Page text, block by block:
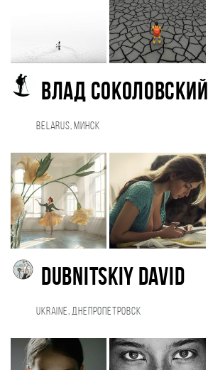
Влад Соколовский
Belarus, Минск
Dubnitskiy David
Ukraine, Днепропетровск